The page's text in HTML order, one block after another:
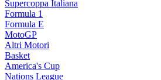
Supercoppa Italiana
Formula 1
Formula E
MotoGP
Altri Motori
Basket
America's Cup
Nations League